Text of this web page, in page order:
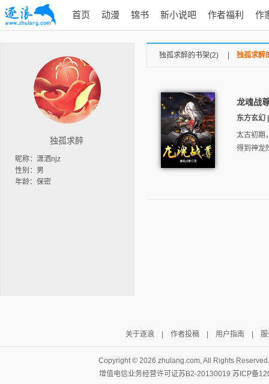
首页 动漫 锦书 新小说吧 作者福利 作
独孤求醉
昵称：潇洒njz
性别：男
年龄：保密
独孤求醉的书架(2) 独孤求醉
龙魂战
东方玄幻
太古初期
得到神龙
关于逐浪 作者投稿| 用户指南 服
Copyright © 2026 zhulang.com, All Rights
增值电信业务经营许可证苏B2-20130019 苏ICP备